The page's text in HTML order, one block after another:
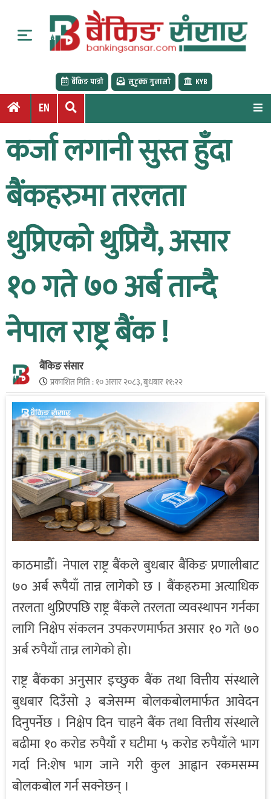
o
बैंकिङ पात्रो सुटुक्क गुनासो KYB
EN
कर्जा लगानी सुस्त हुँदा
बैंकहरुमा तरलता
थुप्रिएको थुप्रियै, असार
१० गते ७० अर्ब तान्दै
नेपाल राष्ट्र बैंक !
बैंकिङ संसार
प्रकाशित मिति :१० असार २०८३, बुधबार ११:२२
काठमाडौँ। नेपाल राष्ट्र बैंकले बुधबार बैंकिङ प्रणालीबाट
७० अर्ब रूपैयाँ तान्न लागेको छ । बैंकहरुमा अत्याधिक
तरलता थुप्रिएपछि राष्ट्र बैंकले तरलता व्यवस्थापन गर्नका
लागि निक्षेप संकलन उपकरणमार्फत असार १० गते ७०
अर्ब रुपैयाँ तान्न लागेको हो।
राष्ट्र बैंकका अनुसार इच्छुक बैंक तथा वित्तीय संस्थाले
बुधबार दिउँसो ३ बजेसम्म बोलकबोलमार्फत आवेदन
दिनुपर्नेछ । निक्षेप दिन चाहने बैंक तथा वित्तीय संस्थाले
बढीमा १० करोड रुपैयाँ र घटीमा ५ करोड रुपैयाँले भाग
गर्दा नि:शेष भाग जाने गरी कुल आह्वान रकमसम्म
बोलकबोल गर्न सक्नेछन् ।